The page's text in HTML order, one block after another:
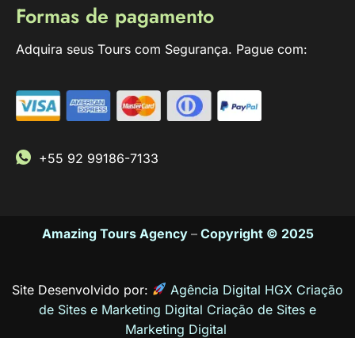
Formas de pagamento
Adquira seus Tours com Segurança. Pague com:
+55 92 99186-7133
Amazing Tours Agency– Copyright © 2025
Site Desenvolvido por:
Agência Digital HGX Criação
de Sites e Marketing Digital Criação de Sites e
Marketing Digital